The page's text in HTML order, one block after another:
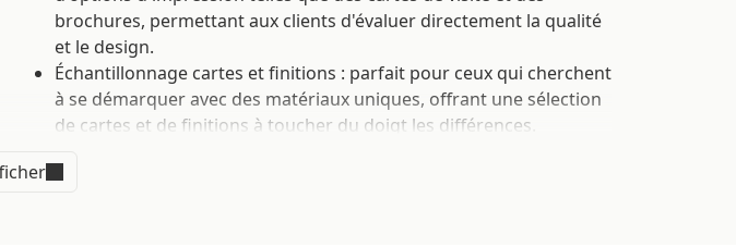
brochures, permettant aux clients d'évaluer directement la qualité
et le design.
Échantillonnage cartes et finitions : parfait pour ceux qui cherchent
à se démarquer avec des matériaux uniques, offrant une sélection
de cartes et de finitions à toucher du doigt les différences.
ont besoin de matériaux durables et résistants, explorant des